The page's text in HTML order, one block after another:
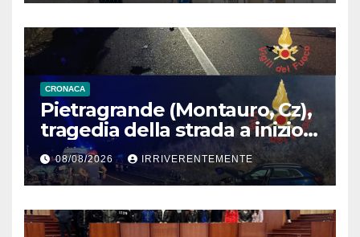
CRONACA
Pietragrande (Montauro, Cz),
tragedia della strada a inizio
secondo weekend estivo.
Morte sulla Ss106
08/08/2026 IRRIVERENTEMENTE